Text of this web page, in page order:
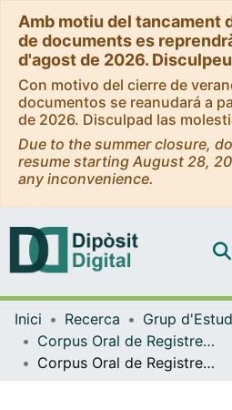
Amb motiu del tancament
de documents es
d'agost de 2026.
Con motivo del cierre de
documentos se reanudará a
de 2026. Disculpad las
Due to the summer closure,
resume starting August 28,
any inconvenience.
Inici Recerca
Corpus Oral de Registres (COR)
Corpus Oral de Registres (COR). EDUC2. Conte escolar